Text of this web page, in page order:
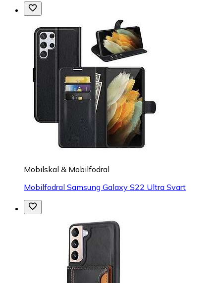
Mobilskal & Mobilfodral
Mobilfodral Samsung Galaxy S22 Ultra Svart